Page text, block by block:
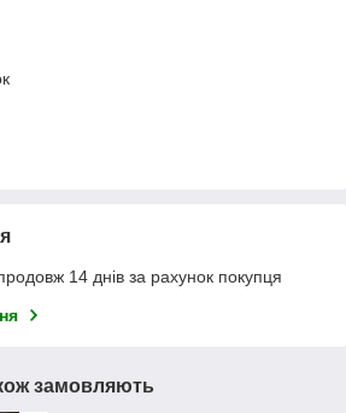
14 днів за рахунок покупця
замовляють